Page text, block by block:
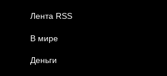
Лента RSS
В мире
Деньги